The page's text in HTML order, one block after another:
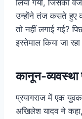
लिया गया, जिसकी
उन्होंने तंज कसते हुए
तो नहीं लगाई गई?
इस्तेमाल किया जा
कानून-व्यवस्था
प्रयागराज में एक
अखिलेश यादव ने